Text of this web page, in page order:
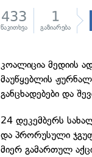
433
წაკითხვა
1
გაზიარება
კოალიცია მედიის
მაუწყებლის
განცხადებები და
24 დეკემბერს
და პრორუსული
მიერ გამართულ